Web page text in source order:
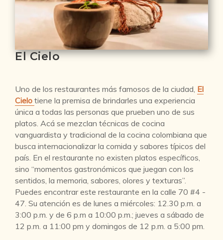
El Cielo
Uno de los restaurantes más famosos de la ciudad, El
Cielo tiene la premisa de brindarles una experiencia
única a todas las personas que prueben uno de sus
platos. Acá se mezclan técnicas de cocina
vanguardista y tradicional de la cocina colombiana que
busca internacionalizar la comida y sabores típicos del
país. En el restaurante no existen platos específicos,
sino “momentos gastronómicos que juegan con los
sentidos, la memoria, sabores, olores y texturas”.
Puedes encontrar este restaurante en la calle 70 #4 -
47. Su atención es de lunes a miércoles: 12.30 p.m. a
3:00 p.m. y de 6 p.m a 10:00 p.m.; jueves a sábado de
12 p.m. a 11:00 pm y domingos de 12 p.m. a 5:00 pm.